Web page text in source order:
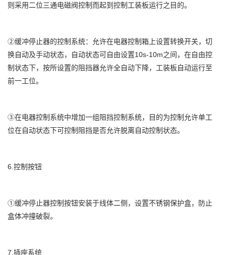
则采用二位三通电磁阀控制而起到控制工装板运行之目的。
②缓冲停止器的控制系统：允许在电器控制箱上设置转换开关，切
换自动及手动状态，自动状态可自由设置10s-10m之间，在自由控
制状态下，按所设置的阻挡器允许全自动下降，工装板自动运行至
前一工位。
③在电器控制系统中增加一组阻挡控制系统，目的为控制允许单工
位在自动状态下可控制阻挡是否允许脱离自动控制状态。
6.控制按钮
①缓冲停止器控制按钮安装于线体二侧，设置不锈钢保护盒，防止
盒体冲撞破裂。
7.插座系统